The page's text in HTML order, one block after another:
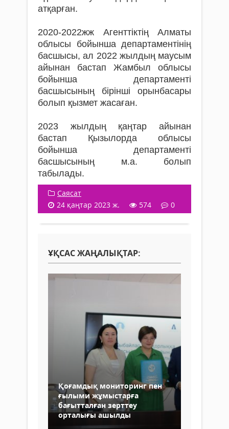
атқарған.
2020-2022жж Агенттіктің Алматы
облысы бойынша департаментінің
басшысы, ал 2022 жылдың маусым
айынан бастап Жамбыл облысы
бойынша департаменті
басшысының бірінші орынбасары
болып қызмет жасаған.
2023 жылдың қаңтар айынан
бастап Қызылорда облысы
бойынша департаменті
басшысының м.а. болып
табылады.
Саясат
24 қаңтар 2023 ж.
574 0
ҰҚСАС ЖАҢАЛЫҚТАР:
Қоғамдық мониторинг пен
ғылыми жұмыстарға
бағытталған зерттеу
орталығы ашылды